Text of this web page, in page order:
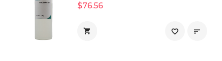
$76.56
 
favorite_border